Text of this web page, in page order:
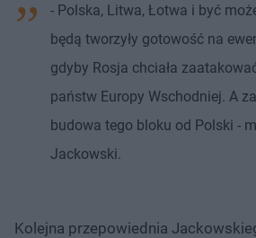
- Polska, Litwa, Łotwa i być
będą tworzyły gotowość na
gdyby Rosja chciała
państw Europy Wschodniej. A
budowa tego bloku od Polski -
Jackowski.
Kolejna przepowiednia